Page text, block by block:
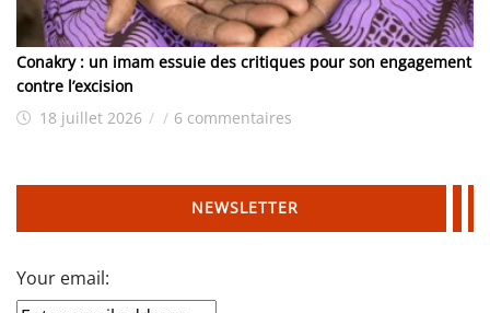
Conakry : un imam essuie des critiques pour son engagement
contre l’excision
18 juillet 2026 / / 6 commentaires
NEWSLETTER
Your email: